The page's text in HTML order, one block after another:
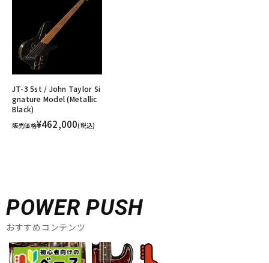
JT-3 5st / John Taylor Si
gnature Model (Metallic
Black)
販売価格¥462,000(税込)
POWER PUSH
おすすめコンテンツ